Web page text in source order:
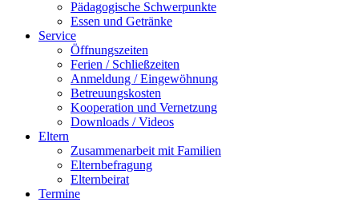
Pädagogische Schwerpunkte
Essen und Getränke
Service
Öffnungszeiten
Ferien / Schließzeiten
Anmeldung / Eingewöhnung
Betreuungskosten
Kooperation und Vernetzung
Downloads / Videos
Eltern
Zusammenarbeit mit Familien
Elternbefragung
Elternbeirat
Termine